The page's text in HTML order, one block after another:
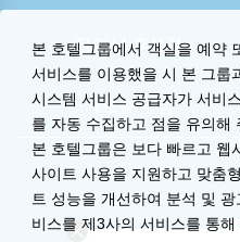
타이난 후산점
가오슝역 점
본 호텔그룹에서 객실을 예약
서비스를 이용했을 시 본 그룹
시스템 서비스 공급자가 서비
를 자동 수집하고 점을 유의해
본 호텔그룹은 보다 빠르고 웹
사이트 사용을 지원하고 맞춤
트 성능을 개선하여 분석 및
비스를 제3사의 서비스를 통